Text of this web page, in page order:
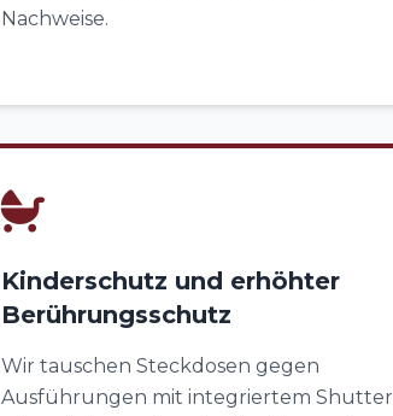
Nachweise.
Kinderschutz und erhöhter
Berührungsschutz
Wir tauschen Steckdosen gegen
Ausführungen mit integriertem Shutter